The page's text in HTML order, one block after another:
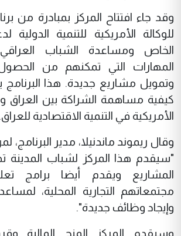
وقد جاء افتتاح المركز بمبادرة من
للوكالة الأمريكية للتنمية الدولية
الخاص ومساعدة الشباب
المهارات التي تمكنهم من
وتمويل مشاريع جديدة. هذا
كيفية مساهمة الشراكة بين العراق
الأمريكية في التنمية الاقتصادية للعراق.
وقال ريموند ماندنيلا، مدير
"سيقدم هذا المركز لشباب المدينة
المشاريع ويقدم أيضا برامج
مجتمعاتهم التجارية المحلية،
وإيجاد وظائف جديدة".
وسيقدم المركز المنح المالية